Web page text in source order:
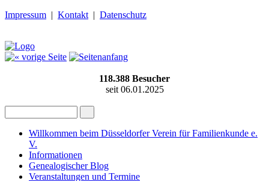
Impressum | Kontakt | Datenschutz
118.388 Besucher
seit 06.01.2025
Willkommen beim Düsseldorfer Verein für Familienkunde e.
V.
Informationen
Genealogischer Blog
Veranstaltungen und Termine